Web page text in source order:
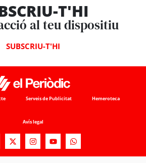
T'HI
al teu dispositiu
SUBSCRIU-T'HI
Serveis de Publicitat Hemeroteca
Avís legal